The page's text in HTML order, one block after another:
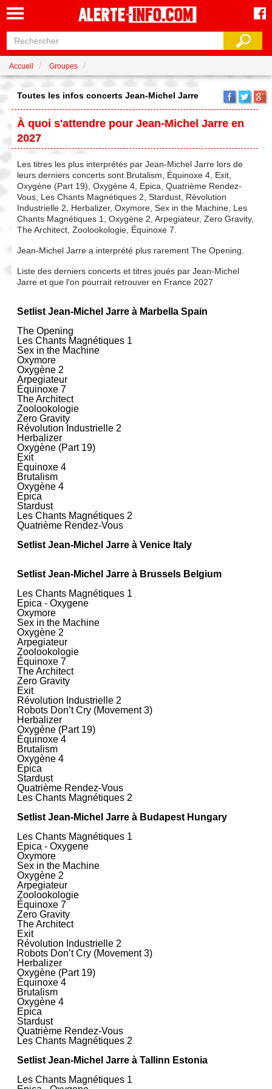
Accueil Groupes
Toutes les infos concerts Jean‐Michel Jarre
À quoi s'attendre pour Jean‐Michel Jarre en
2027
Les titres les plus interprétés par Jean‐Michel Jarre lors de
leurs derniers concerts sont Brutalism, Équinoxe 4, Exit,
Oxygène (Part 19), Oxygène 4, Epica, Quatrième Rendez-
Vous, Les Chants Magnétiques 2, Stardust, Révolution
Industrielle 2, Herbalizer, Oxymore, Sex in the Machine, Les
Chants Magnétiques 1, Oxygène 2, Arpegiateur, Zero Gravity,
The Architect, Zoolookologie, Équinoxe 7.
Jean‐Michel Jarre a interprété plus rarement The Opening.
Liste des derniers concerts et titres joués par Jean‐Michel
Jarre et que l'on pourrait retrouver en France 2027
Setlist Jean‐Michel Jarre à Marbella Spain
The Opening
Les Chants Magnétiques 1
Sex in the Machine
Oxymore
Oxygène 2
Arpegiateur
Équinoxe 7
The Architect
Zoolookologie
Zero Gravity
Révolution Industrielle 2
Herbalizer
Oxygène (Part 19)
Exit
Équinoxe 4
Brutalism
Oxygène 4
Epica
Stardust
Les Chants Magnétiques 2
Quatrième Rendez-Vous
Setlist Jean‐Michel Jarre à Venice Italy
Setlist Jean‐Michel Jarre à Brussels Belgium
Les Chants Magnétiques 1
Epica - Oxygene
Oxymore
Sex in the Machine
Oxygène 2
Arpegiateur
Zoolookologie
Équinoxe 7
The Architect
Zero Gravity
Exit
Révolution Industrielle 2
Robots Don’t Cry (Movement 3)
Herbalizer
Oxygène (Part 19)
Équinoxe 4
Brutalism
Oxygène 4
Epica
Stardust
Quatrième Rendez-Vous
Les Chants Magnétiques 2
Setlist Jean‐Michel Jarre à Budapest Hungary
Les Chants Magnétiques 1
Epica - Oxygene
Oxymore
Sex in the Machine
Oxygène 2
Arpegiateur
Zoolookologie
Équinoxe 7
Zero Gravity
The Architect
Exit
Révolution Industrielle 2
Robots Don’t Cry (Movement 3)
Herbalizer
Oxygène (Part 19)
Équinoxe 4
Brutalism
Oxygène 4
Epica
Stardust
Quatrième Rendez-Vous
Les Chants Magnétiques 2
Setlist Jean‐Michel Jarre à Tallinn Estonia
Les Chants Magnétiques 1